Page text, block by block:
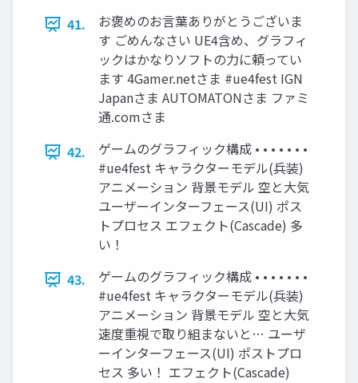
41.
お褒めのお言葉ありがとうございま
す ごめんなさい UE4含め、グラフィ
ックはかなりソフトの力に頼ってい
ます 4Gamer.netさま #ue4fest IGN
Japanさま AUTOMATONさま ファミ
通.comさま
42.
ゲームのグラフィック構成 • • • • • • •
#ue4fest キャラクターモデル(兵装)
アニメーション 背景モデル 空と大気
ユーザーインターフェース(UI) ポス
トプロセス エフェクト(Cascade) 多
い！
43.
ゲームのグラフィック構成 • • • • • • •
#ue4fest キャラクターモデル(兵装)
アニメーション 背景モデル 空と大気
速度重視で取り組まないと… ユーザ
ーインターフェース(UI) ポストプロ
セス 多い！ エフェクト(Cascade)